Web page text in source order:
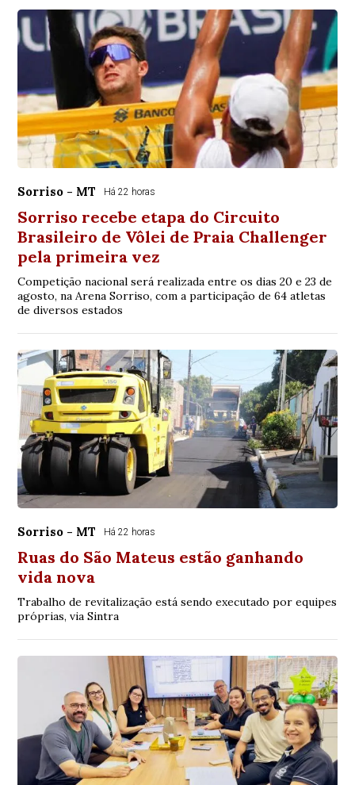
Sorriso - MT Há 22 horas
Sorriso recebe etapa do Circuito
Brasileiro de Vôlei de Praia Challenger
pela primeira vez
Competição nacional será realizada entre os dias 20 e 23 de
agosto, na Arena Sorriso, com a participação de 64 atletas
de diversos estados
Sorriso - MT Há 22 horas
Ruas do São Mateus estão ganhando
vida nova
Trabalho de revitalização está sendo executado por equipes
próprias, via Sintra